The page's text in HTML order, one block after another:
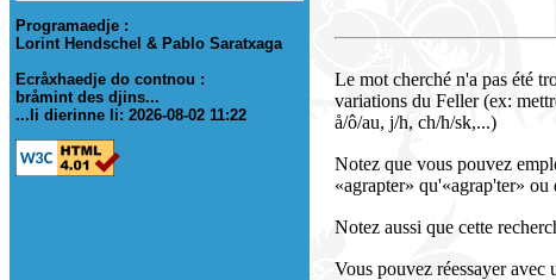
Programaedje :
Lorint Hendschel & Pablo Saratxaga
Ecråxhaedje do contnou :
bråmint des djins...
...li dierinne li: 2026-08-02 11:22
Le mot cherché n'a pas été
variations du Feller (ex:
å/ô/au, j/h, ch/h/sk,...)
Notez que vous pouvez
«agrapter» qu'«agrap'ter» ou
Notez aussi que cette
Vous pouvez réessayer avec